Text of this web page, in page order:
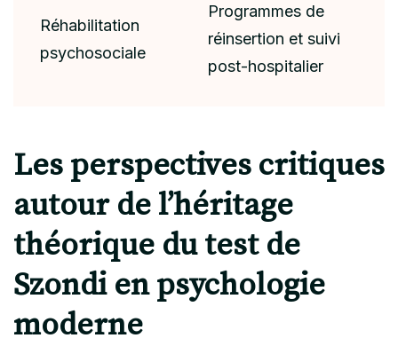
Réhabilitation
psychosociale
Programmes de
réinsertion et suivi
post-hospitalier
Les perspectives critiques
autour de l’héritage
théorique du test de
Szondi en psychologie
moderne